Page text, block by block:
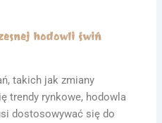
hodowli świń
takich jak zmiany
trendy rynkowe, hodowla
dostosowywać się do